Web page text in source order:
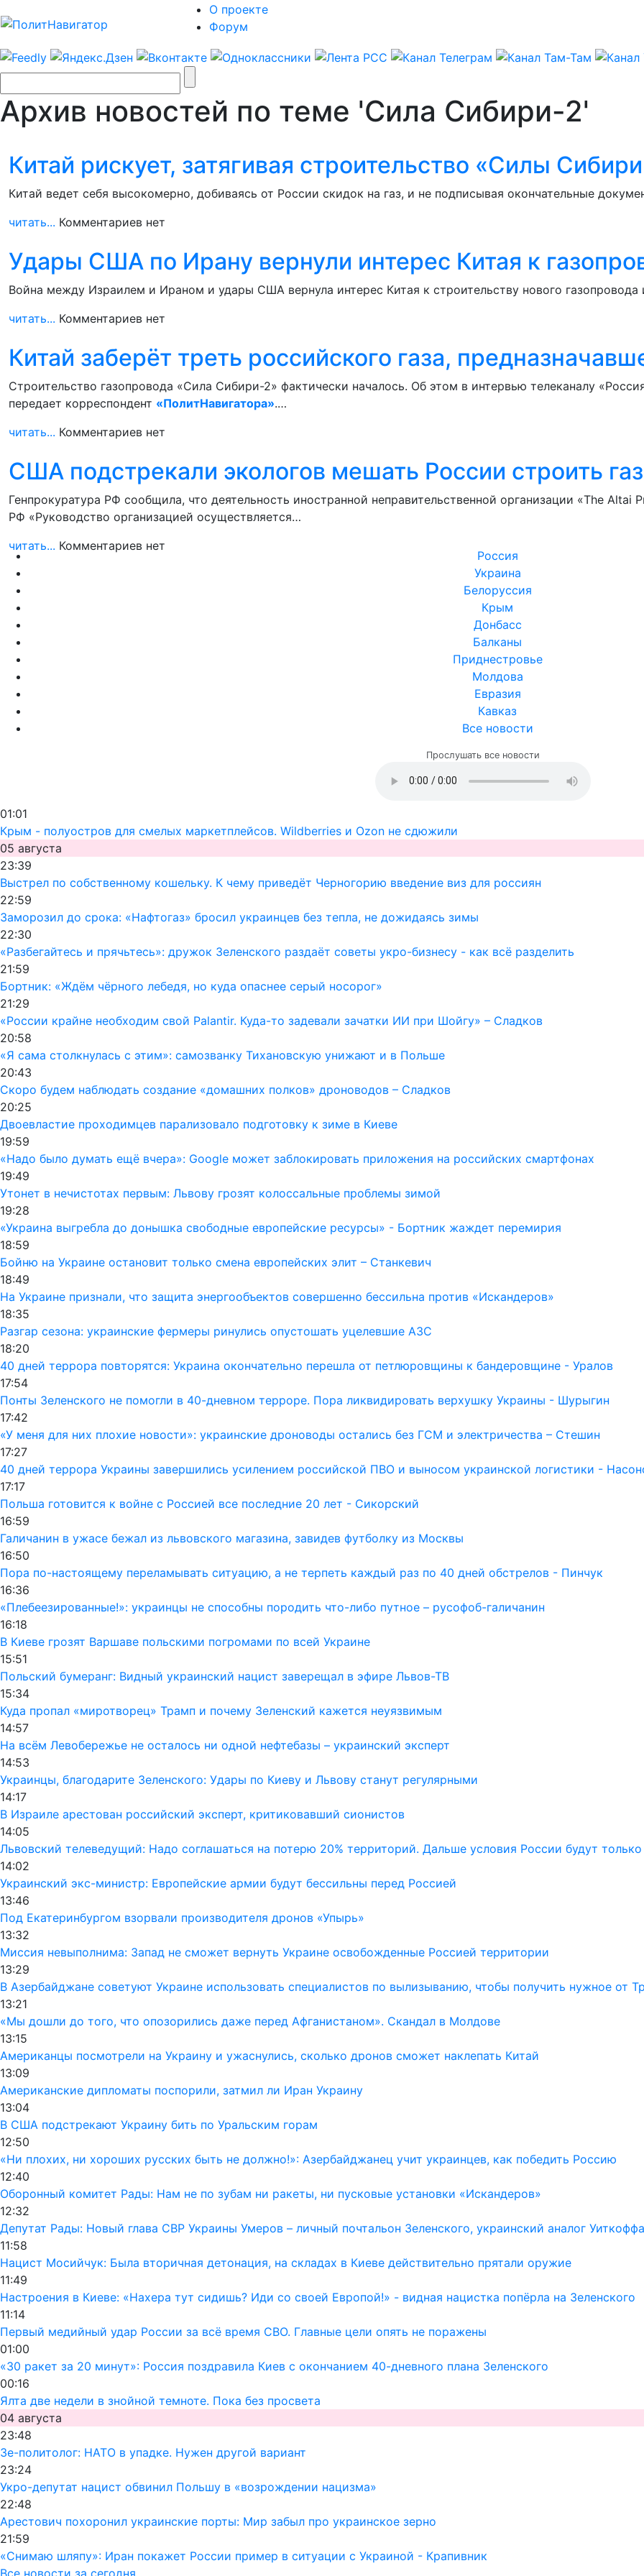
О проекте
Форум
Архив новостей по теме 'Сила Сибири-2'
Китай рискует, затягивая строительство «Силы
Китай ведет себя высокомерно, добиваясь от России скидок на газ, и не подписывая окончательные
читать... Комментариев нет
Удары США по Ирану вернули интерес Китая к
Война между Израилем и Ираном и удары США вернула интерес Китая к строительству нового
читать... Комментариев нет
Китай заберёт треть российского газа,
Строительство газопровода «Сила Сибири-2» фактически началось. Об этом в интервью телеканалу
передает корреспондент «ПолитНавигатора».…
читать... Комментариев нет
США подстрекали экологов мешать России строить
Генпрокуратура РФ сообщила, что деятельность иностранной неправительственной организации «The
РФ «Руководство организацией осуществляется…
читать... Комментариев нет
Россия
Украина
Белоруссия
Крым
Донбасс
Балканы
Приднестровье
Молдова
Евразия
Кавказ
Все новости
Прослушать все новости
01:01
Крым - полуостров для смелых маркетплейсов. Wildberries и Ozon не сдюжили
05 августа
23:39
Выстрел по собственному кошельку. К чему приведёт Черногорию введение виз для россиян
22:59
Заморозил до срока: «Нафтогаз» бросил украинцев без тепла, не дожидаясь зимы
22:30
«Разбегайтесь и прячьтесь»: дружок Зеленского раздаёт советы укро-бизнесу - как всё разделить
21:59
Бортник: «Ждём чёрного лебедя, но куда опаснее серый носорог»
21:29
«России крайне необходим свой Palantir. Куда-то задевали зачатки ИИ при Шойгу» – Сладков
20:58
«Я сама столкнулась с этим»: самозванку Тихановскую унижают и в Польше
20:43
Скоро будем наблюдать создание «домашних полков» дроноводов – Сладков
20:25
Двоевластие проходимцев парализовало подготовку к зиме в Киеве
19:59
«Надо было думать ещё вчера»: Google может заблокировать приложения на российских смартфонах
19:49
Утонет в нечистотах первым: Львову грозят колоссальные проблемы зимой
19:28
«Украина выгребла до донышка свободные европейские ресурсы» - Бортник жаждет перемирия
18:59
Бойню на Украине остановит только смена европейских элит – Станкевич
18:49
На Украине признали, что защита энергообъектов совершенно бессильна против «Искандеров»
18:35
Разгар сезона: украинские фермеры ринулись опустошать уцелевшие АЗС
18:20
40 дней террора повторятся: Украина окончательно перешла от петлюровщины к бандеровщине - Уралов
17:54
Понты Зеленского не помогли в 40-дневном терроре. Пора ликвидировать верхушку Украины - Шурыгин
17:42
«У меня для них плохие новости»: украинские дроноводы остались без ГСМ и электричества – Стешин
17:27
40 дней террора Украины завершились усилением российской ПВО и выносом украинской логистики -
17:17
Польша готовится к войне с Россией все последние 20 лет - Сикорский
16:59
Галичанин в ужасе бежал из львовского магазина, завидев футболку из Москвы
16:50
Пора по-настоящему переламывать ситуацию, а не терпеть каждый раз по 40 дней обстрелов - Пинчук
16:36
«Плебеезированные!»: украинцы не способны породить что-либо путное – русофоб-галичанин
16:18
В Киеве грозят Варшаве польскими погромами по всей Украине
15:51
Польский бумеранг: Видный украинский нацист заверещал в эфире Львов-ТВ
15:34
Куда пропал «миротворец» Трамп и почему Зеленский кажется неуязвимым
14:57
На всём Левобережье не осталось ни одной нефтебазы – украинский эксперт
14:53
Украинцы, благодарите Зеленского: Удары по Киеву и Львову станут регулярными
14:17
В Израиле арестован российский эксперт, критиковавший сионистов
14:05
Львовский телеведущий: Надо соглашаться на потерю 20% территорий. Дальше условия России будут
14:02
Украинский экс-министр: Европейские армии будут бессильны перед Россией
13:46
Под Екатеринбургом взорвали производителя дронов «Упырь»
13:32
Миссия невыполнима: Запад не сможет вернуть Украине освобожденные Россией территории
13:29
В Азербайджане советуют Украине использовать специалистов по вылизыванию, чтобы получить нужное от
13:21
«Мы дошли до того, что опозорились даже перед Афганистаном». Скандал в Молдове
13:15
Американцы посмотрели на Украину и ужаснулись, сколько дронов сможет наклепать Китай
13:09
Американские дипломаты поспорили, затмил ли Иран Украину
13:04
В США подстрекают Украину бить по Уральским горам
12:50
«Ни плохих, ни хороших русских быть не должно!»: Азербайджанец учит украинцев, как победить Россию
12:40
Оборонный комитет Рады: Нам не по зубам ни ракеты, ни пусковые установки «Искандеров»
12:32
Депутат Рады: Новый глава СВР Украины Умеров – личный почтальон Зеленского, украинский аналог Уиткоффа
11:58
Нацист Мосийчук: Была вторичная детонация, на складах в Киеве действительно прятали оружие
11:49
Настроения в Киеве: «Нахера тут сидишь? Иди со своей Европой!» - видная нацистка попёрла на Зеленского
11:14
Первый медийный удар России за всё время СВО. Главные цели опять не поражены
01:00
«30 ракет за 20 минут»: Россия поздравила Киев с окончанием 40-дневного плана Зеленского
00:16
Ялта две недели в знойной темноте. Пока без просвета
04 августа
23:48
Зе-политолог: НАТО в упадке. Нужен другой вариант
23:24
Укро-депутат нацист обвинил Польшу в «возрождении нацизма»
22:48
Арестович похоронил украинские порты: Мир забыл про украинское зерно
21:59
«Снимаю шляпу»: Иран покажет России пример в ситуации с Украиной - Крапивник
Все новости за сегодня